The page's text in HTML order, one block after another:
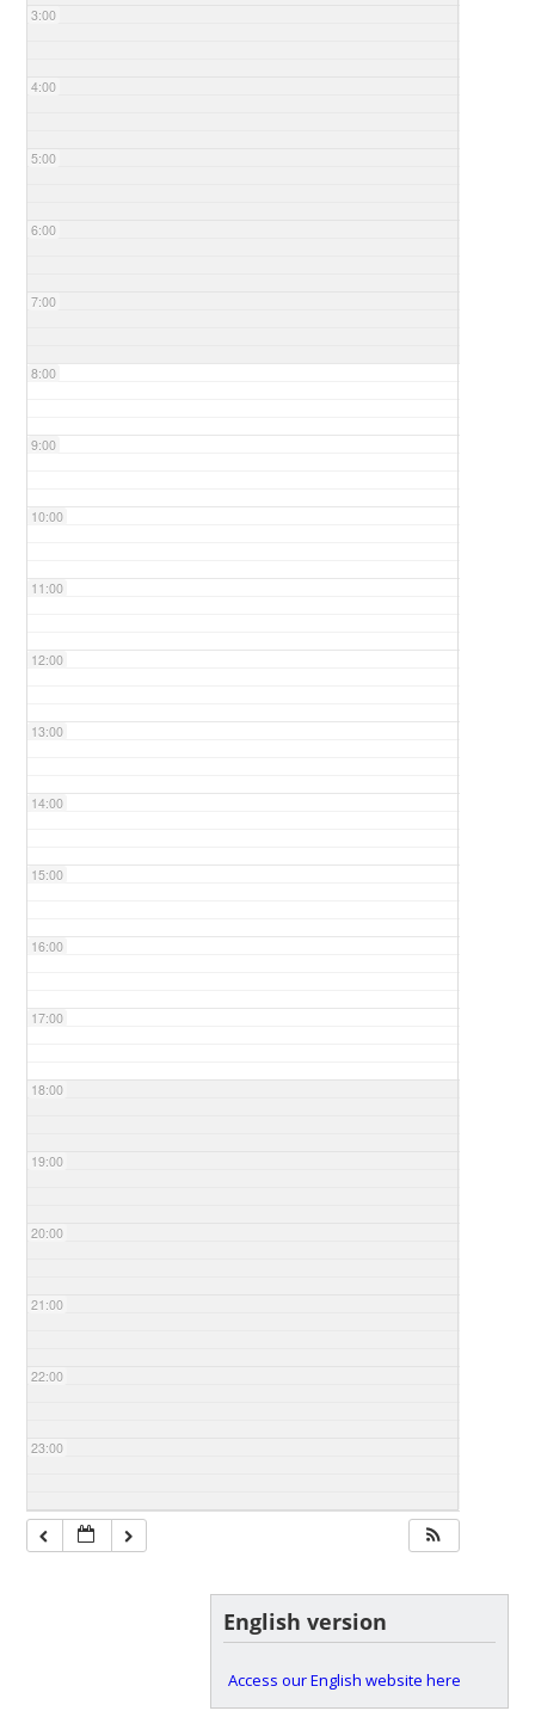
3:00
4:00
5:00
6:00
7:00
8:00
9:00
10:00
11:00
12:00
13:00
14:00
15:00
16:00
17:00
18:00
19:00
20:00
21:00
22:00
23:00
English version
Access our English website here